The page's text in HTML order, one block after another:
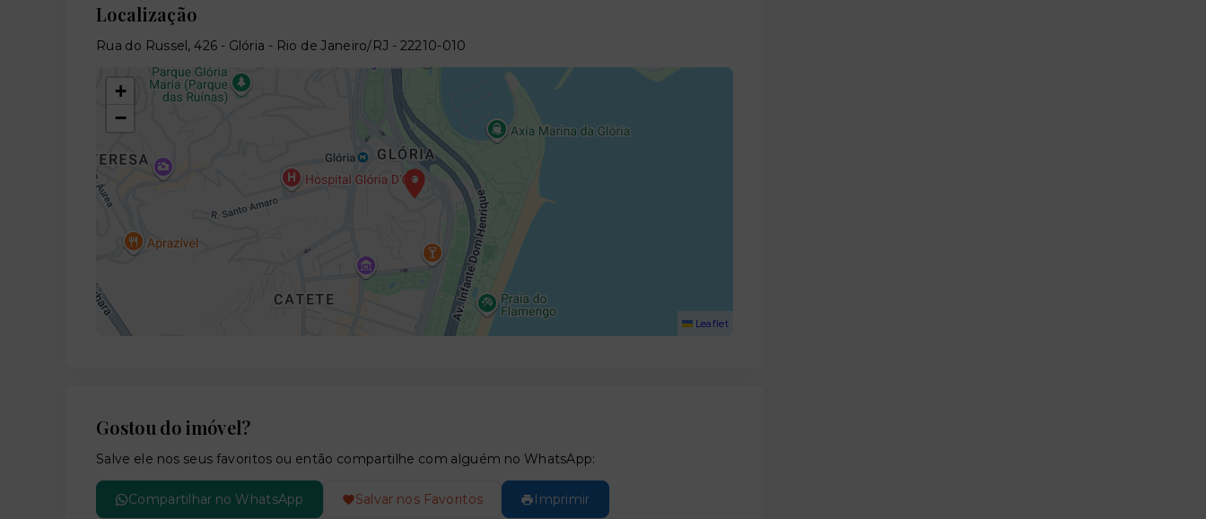
Localização
Rua do Russel, 426 - Glória - Rio de Janeiro/RJ - 22210-010
+
−
Leaflet
Gostou do imóvel?
Salve ele nos seus favoritos ou então compartilhe com alguém no WhatsApp:
Compartilhar no WhatsApp Salvar nos Favoritos Imprimir